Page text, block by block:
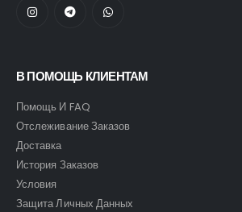
В ПОМОЩЬ КЛИЕНТАМ
Помощь И FAQ
Отслеживание Заказов
Доставка
История Заказов
Условия
Защита Личных Данных